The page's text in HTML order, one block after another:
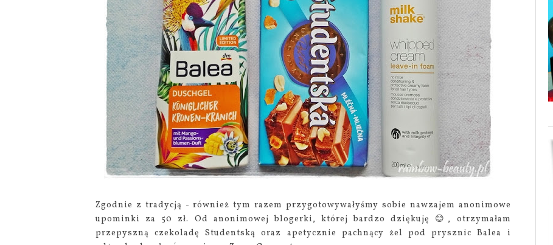
Zgodnie z tradycją - również tym razem przygotowywałyśmy sobie nawzajem anonimowe
upominki za 50 zł. Od anonimowej blogerki, której bardzo dziękuję 😊, otrzymałam
przepyszną czekoladę Studentską oraz apetycznie pachnący żel pod prysznic Balea i